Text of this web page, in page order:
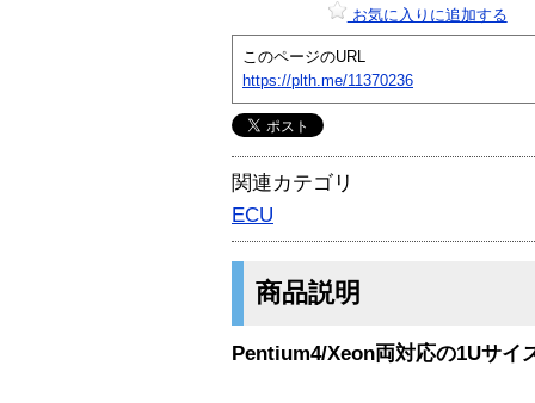
お気に入りに追加する
このページのURL
https://plth.me/11370236
関連カテゴリ
ECU
商品説明
Pentium4/Xeon両対応の1Uサイ